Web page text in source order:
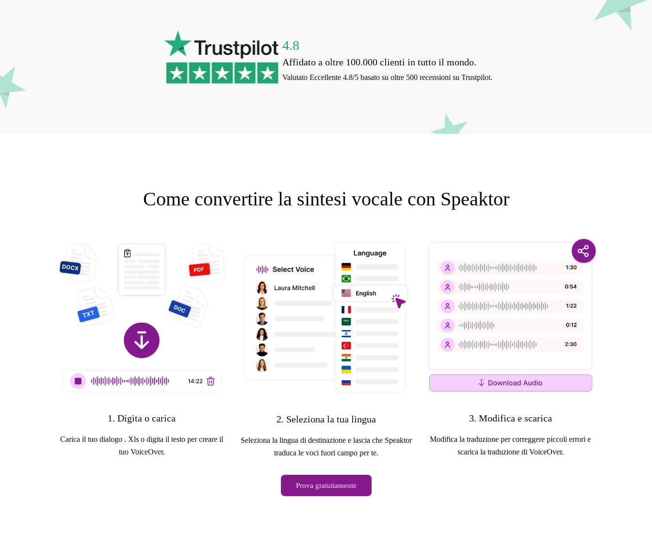
4.8
Affidato a oltre 100.000 clienti in tutto il mondo.
Valutato Eccellente 4.8/5 basato su oltre 500 recensioni su Trustpilot.
Come convertire la sintesi vocale con Speaktor
1. Digita o carica
Carica il tuo dialogo . Xls o digita il testo per creare il
tuo VoiceOver.
2. Seleziona la tua lingua
Seleziona la lingua di destinazione e lascia che Speaktor
traduca le voci fuori campo per te.
3. Modifica e scarica
Modifica la traduzione per correggere piccoli errori e
scarica la traduzione di VoiceOver.
Prova gratuitamente